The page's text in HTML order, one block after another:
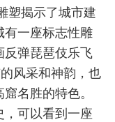
塑揭示了城市建
有一座标志性雕
反弹琵琶伎乐飞
风采和神韵，也
名胜的特色。
可以看到一座